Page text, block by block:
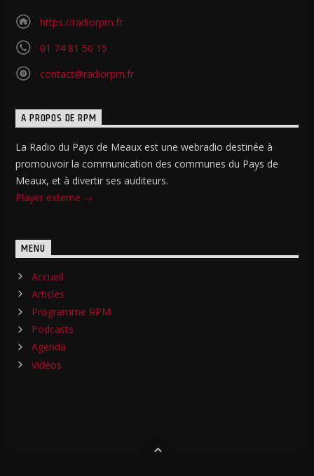
https://radiorpm.fr
01 74 81 50 15
contact@radiorpm.fr
A PROPOS DE RPM
La Radio du Pays de Meaux est une webradio destinée à
promouvoir la communication des communes du Pays de
Meaux, et à divertir ses auditeurs.
Player externe
MENU
Accueil
Articles
Programme RPM
Podcasts
Agenda
Vidéos